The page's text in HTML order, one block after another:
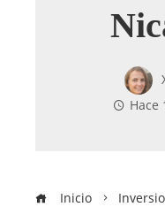
Hace
Inicio